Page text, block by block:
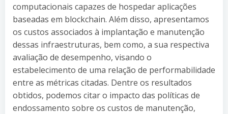
computacionais capazes de hospedar aplicações
baseadas em blockchain. Além disso, apresentamos
os custos associados à implantação e manutenção
dessas infraestruturas, bem como, a sua respectiva
avaliação de desempenho, visando o
estabelecimento de uma relação de performabilidade
entre as métricas citadas. Dentre os resultados
obtidos, podemos citar o impacto das políticas de
endossamento sobre os custos de manutenção,